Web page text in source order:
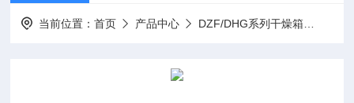
当前位置：首页 产品中心 DZF/DHG系列干燥箱